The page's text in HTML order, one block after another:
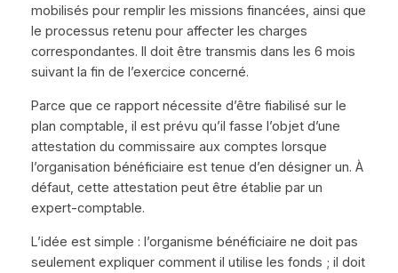
mobilisés pour remplir les missions financées, ainsi que
le processus retenu pour affecter les charges
correspondantes. Il doit être transmis dans les 6 mois
suivant la fin de l’exercice concerné.
Parce que ce rapport nécessite d’être fiabilisé sur le
plan comptable, il est prévu qu’il fasse l’objet d’une
attestation du commissaire aux comptes lorsque
l’organisation bénéficiaire est tenue d’en désigner un. À
défaut, cette attestation peut être établie par un
expert-comptable.
L’idée est simple : l’organisme bénéficiaire ne doit pas
seulement expliquer comment il utilise les fonds ; il doit